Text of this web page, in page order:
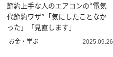
節約上手な人のエアコンの“電気
代節約ワザ”「気にしたことなか
った」「見直します」
お金・学ぶ 2025.09.26